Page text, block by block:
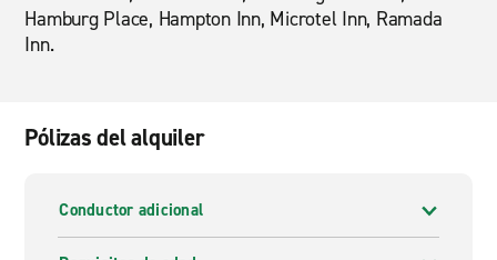
Hamburg Place, Hampton Inn, Microtel Inn, Ramada
Inn.
Pólizas del alquiler
Conductor adicional